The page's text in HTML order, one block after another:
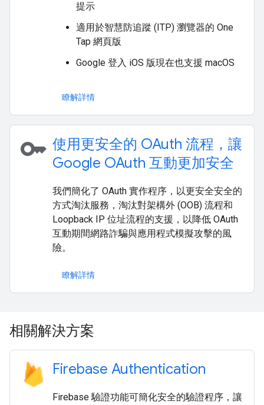
提示
適用於智慧防追蹤 (ITP) 瀏覽器的 One
Tap 網頁版
Google 登入 iOS 版現在也支援 macOS
瞭解詳情
key 使用更安全的 OAuth 流程，讓
Google OAuth 互動更加安全
我們簡化了 OAuth 實作程序，以更安全安全的
方式淘汰服務，淘汰對架構外 (OOB) 流程和
Loopback IP 位址流程的支援，以降低 OAuth
互動期間網路詐騙與應用程式模擬攻擊的風
險。
瞭解詳情
相關解決方案
Firebase Authentication
Firebase 驗證功能可簡化安全的驗證程序，讓